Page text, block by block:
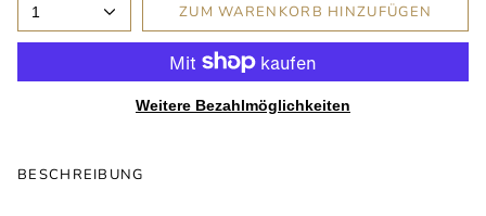
1 ZUM WARENKORB HINZUFÜGEN
Weitere Bezahlmöglichkeiten
BESCHREIBUNG